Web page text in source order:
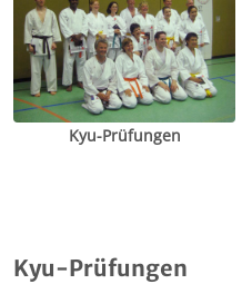
Kyu-Prüfungen
Kyu-Prüfungen